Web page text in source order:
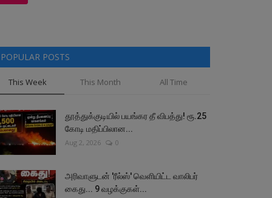
POPULAR POSTS
This Week This Month All Time
தூத்துக்குடியில் பயங்கர தீ விபத்து! ரூ.25
கோடி மதிப்பிலான...
Aug 2, 2026 0
அரிவாளுடன் 'ரீல்ஸ்' வெளியிட்ட வாலிபர்
கைது... 9 வழக்குகள்...